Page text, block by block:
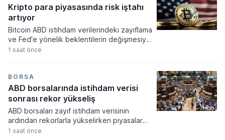
Kripto para piyasasında risk iştahı
artıyor
Bitcoin ABD istihdam verilerindeki zayıflama
ve Fed'e yönelik beklentilerin değişmesiyle
haftayı yükselişle kapattı. Kripto para
açıklanacak enflasyon rakamlarına ve
küresel gelişmelere çevrildi.
1 saat önce
BORSA
ABD borsalarında istihdam verisi
sonrası rekor yükseliş
ABD borsaları zayıf istihdam verisinin
ardından rekorlarla yükselirken piyasalar
Fed'in faiz artırım olasılığının düşmesini
1 saat önce